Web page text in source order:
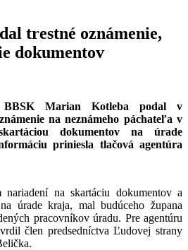
trestné oznámenie,
dokumentov
BBSK Marian Kotleba podal v
na neznámeho páchateľa v
dokumentov na úrade
priniesla tlačová agentúra
nariadení na skartáciu dokumentov a
úrade kraja, mal budúceho župana
pracovníkov úradu. Pre agentúru
člen predsedníctva Ľudovej strany